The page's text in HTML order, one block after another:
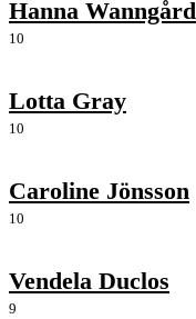
Hanna Wanngård
10
Lotta Gray
10
Caroline Jönsson
10
Vendela Duclos
9